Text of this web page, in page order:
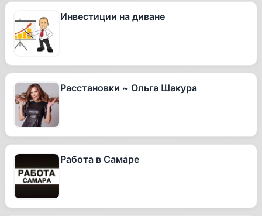
Инвестиции на диване
Расстановки ~ Ольга Шакура
Работа в Самаре